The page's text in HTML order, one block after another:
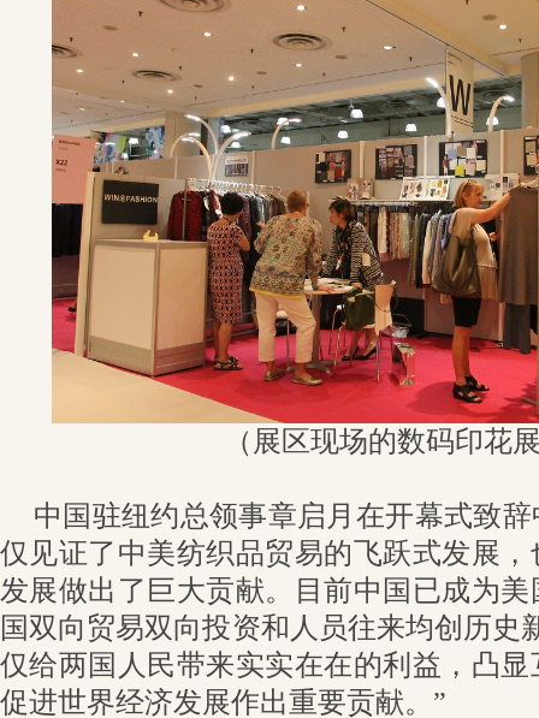
（展区现场的数码印花
中国驻纽约总领事章启月在开幕式致
仅见证了中美纺织品贸易的飞跃式发展
发展做出了巨大贡献。目前中国已成为
国双向贸易双向投资和人员往来均创历史
仅给两国人民带来实实在在的利益，凸
促进世界经济发展作出重要贡献。”